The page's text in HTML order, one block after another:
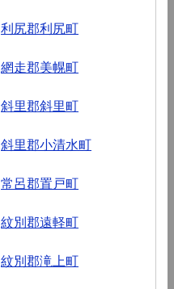
利尻郡利尻町
網走郡美幌町
斜里郡斜里町
斜里郡小清水町
常呂郡置戸町
紋別郡遠軽町
紋別郡滝上町